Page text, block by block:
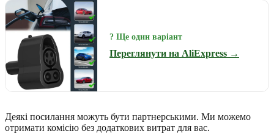
? Ще один варіант
Переглянути на AliExpress →
Деякі посилання можуть бути партнерськими. Ми можемо
отримати комісію без додаткових витрат для вас.